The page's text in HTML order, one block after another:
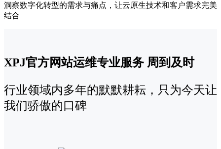
洞察数字化转型的需求与痛点，让云原生技术和客户需求完美
结合
XPJ官方网站运维专业服务 周到及时
行业领域内多年的默默耕耘，只为今天让
我们骄傲的口碑